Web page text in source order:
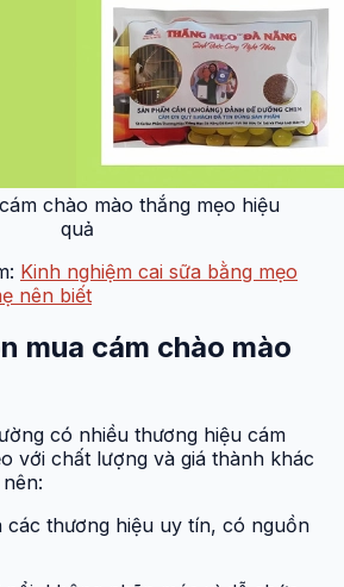
chào mào thắng mẹo hiệu
quả
Kinh nghiệm cai sữa bằng mẹo
nên biết
mua cám chào mào
có nhiều thương hiệu cám
với chất lượng và giá thành khác
các thương hiệu uy tín, có nguồn